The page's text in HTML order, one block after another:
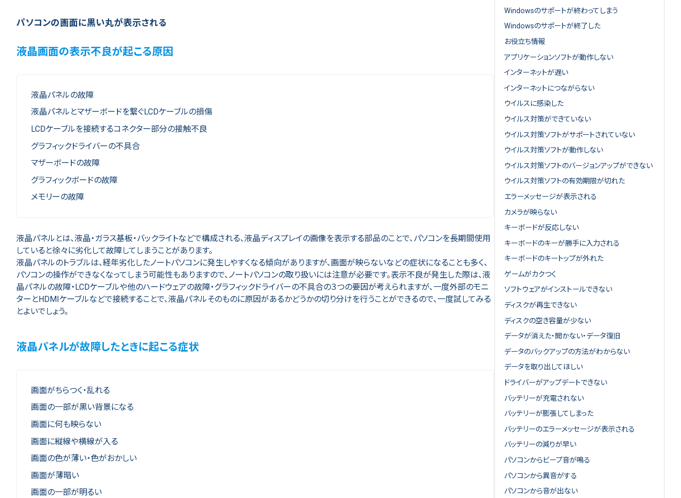
パソコンの画面に黒い丸が表示される
液晶画面の表示不良が起こる原因
液晶パネルの故障
液晶パネルとマザーボードを繋ぐLCDケーブルの損傷
LCDケーブルを接続するコネクター部分の接触不良
グラフィックドライバーの不具合
マザーボードの故障
グラフィックボードの故障
メモリーの故障
液晶パネルとは、液晶・ガラス基板・バックライトなどで構成される、液晶ディスプレイの画像を表示する部品のことで、パソコンを長期間使用
していると徐々に劣化して故障してしまうことがあります。
液晶パネルのトラブルは、経年劣化したノートパソコンに発生しやすくなる傾向がありますが、画面が映らないなどの症状になることも多く、
パソコンの操作ができなくなってしまう可能性もありますので、ノートパソコンの取り扱いには注意が必要です。表示不良が発生した際は、液
晶パネルの故障・LCDケーブルや他のハードウェアの故障・グラフィックドライバーの不具合の３つの要因が考えられますが、一度外部のモニ
ターとHDMIケーブルなどで接続することで、液晶パネルそのものに原因があるかどうかの切り分けを行うことができるので、一度試してみる
とよいでしょう。
液晶パネルが故障したときに起こる症状
画面がちらつく・乱れる
画面の一部が黒い背景になる
画面に何も映らない
画面に縦線や横線が入る
画面の色が薄い・色がおかしい
画面が薄暗い
画面の一部が明るい
Windowsのサポートが終わってしまう
Windowsのサポートが終了した
お役立ち情報
アプリケーションソフトが動作しない
インターネットが遅い
インターネットにつながらない
ウイルスに感染した
ウイルス対策ができていない
ウイルス対策ソフトがサポートされていない
ウイルス対策ソフトが動作しない
ウイルス対策ソフトのバージョンアップができない
ウイルス対策ソフトの有効期限が切れた
エラーメッセージが表示される
カメラが映らない
キーボードが反応しない
キーボードのキーが勝手に入力される
キーボードのキートップが外れた
ゲームがカクつく
ソフトウェアがインストールできない
ディスクが再生できない
ディスクの空き容量が少ない
データが消えた・開かない・データ復旧
データのバックアップの方法がわからない
データを取り出してほしい
ドライバーがアップデートできない
バッテリーが充電されない
バッテリーが膨張してしまった
バッテリーのエラーメッセージが表示される
バッテリーの減りが早い
パソコンからビープ音が鳴る
パソコンから異音がする
パソコンから音が出ない